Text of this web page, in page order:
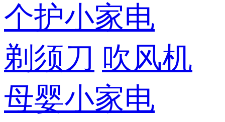
个护小家电
剃须刀 吹风机
母婴小家电